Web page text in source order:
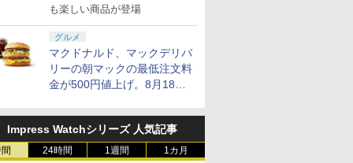
も楽しい商品が登場
グルメ
マクドナルド、マックデリバ
リーの朝マックの最低注文料
金が500円値上げ。8月18日
Impress Watchシリーズ 人気記事
24時間 1週間 1カ月